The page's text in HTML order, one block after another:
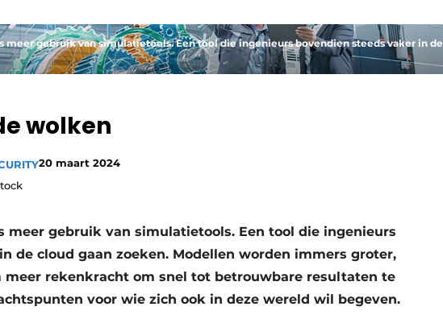
meer gebruik van simulatietools. Een tool die ingenieurs bovendien steeds vaker in de
wolken
20 maart 2024
meer gebruik van simulatietools. Een tool die ingenieurs
de cloud gaan zoeken. Modellen worden immers groter,
meer rekenkracht om snel tot betrouwbare resultaten te
voor wie zich ook in deze wereld wil begeven.